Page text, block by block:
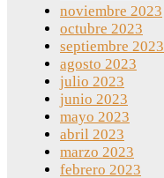
noviembre 2023
octubre 2023
septiembre 2023
agosto 2023
julio 2023
junio 2023
mayo 2023
abril 2023
marzo 2023
febrero 2023